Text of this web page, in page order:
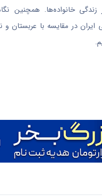
زندگی خانواده‌ها. همچنین
در مقایسه با عربستان